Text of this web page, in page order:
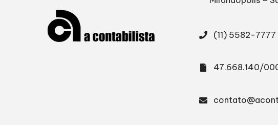
(11) 5582-7777
47.668.140/